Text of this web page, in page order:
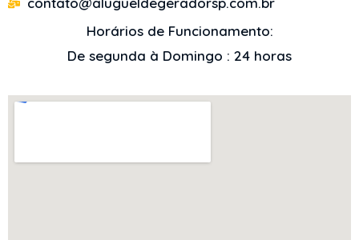
Horários de Funcionamento:
De segunda à Domingo : 24 horas